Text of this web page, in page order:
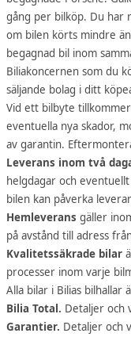
gång per bilköp. Du har
om bilen körts mindre
begagnad bil inom
Biliakoncernen som du
säljande bolag i ditt
Vid ett bilbyte
eventuella nya skador,
av garantin.
Leverans inom två
helgdagar och
bilen kan påverka
Hemleverans gäller
på avstånd till adress
Kvalitetssäkrade bilar
processer inom varje
Alla bilar i Bilias bilhallar
Bilia Total. Detaljer och
Garantier. Detaljer och